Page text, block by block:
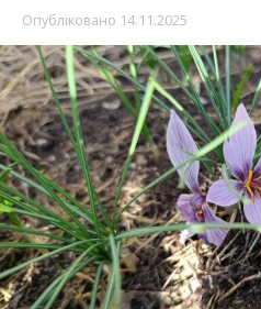
Опубліковано 14.11.2025